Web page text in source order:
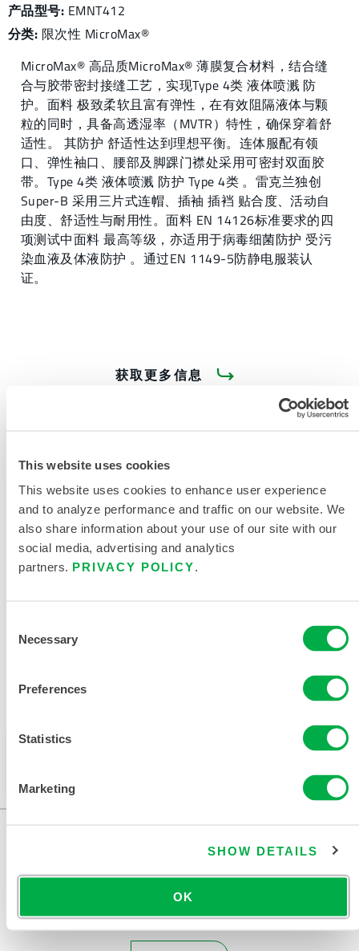
This website uses cookies
This website uses cookies to enhance user experience
and to analyze performance and traffic on our website. We
also share information about your use of our site with our
social media, advertising and analytics
partners. PRIVACY POLICY.
Selection
Necessary
Preferences
Statistics
Marketing
SHOW DETAILS
OK
产品型号: EMNT412
分类: 限次性 MicroMax®
MicroMax® 高品质MicroMax® 薄膜复合材料，结合缝
合与胶带密封接缝工艺，实现Type 4类 液体喷溅 防
护。面料 极致柔软且富有弹性，在有效阻隔液体与颗
粒的同时，具备高透湿率（MVTR）特性，确保穿着舒
适性。 其防护 舒适性达到理想平衡。连体服配有领
口、弹性袖口、腰部及脚踝门襟处采用可密封双面胶
带。Type 4类 液体喷溅 防护 Type 4类 。雷克兰独创
Super-B 采用三片式连帽、插袖 插裆 贴合度、活动自
由度、舒适性与耐用性。面料 EN 14126标准要求的四
项测试中面料 最高等级，亦适用于病毒细菌防护 受污
染血液及体液防护 。通过EN 1149-5防静电服装认
证。
获取更多信息
产品资料
此产品通常不在您所在的区域销售。您可以在页面顶部